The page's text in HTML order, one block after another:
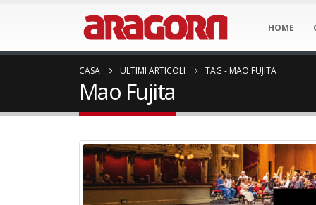
HOME
CASA ULTIMI ARTICOLI TAG - MAO FUJITA
Mao Fujita